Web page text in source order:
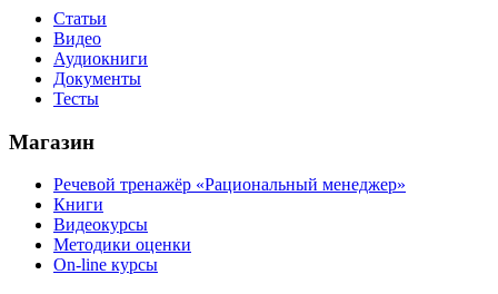
Статьи
Видео
Аудиокниги
Документы
Тесты
Магазин
Речевой тренажёр «Рациональный менеджер»
Книги
Видеокурсы
Методики оценки
On-line курсы